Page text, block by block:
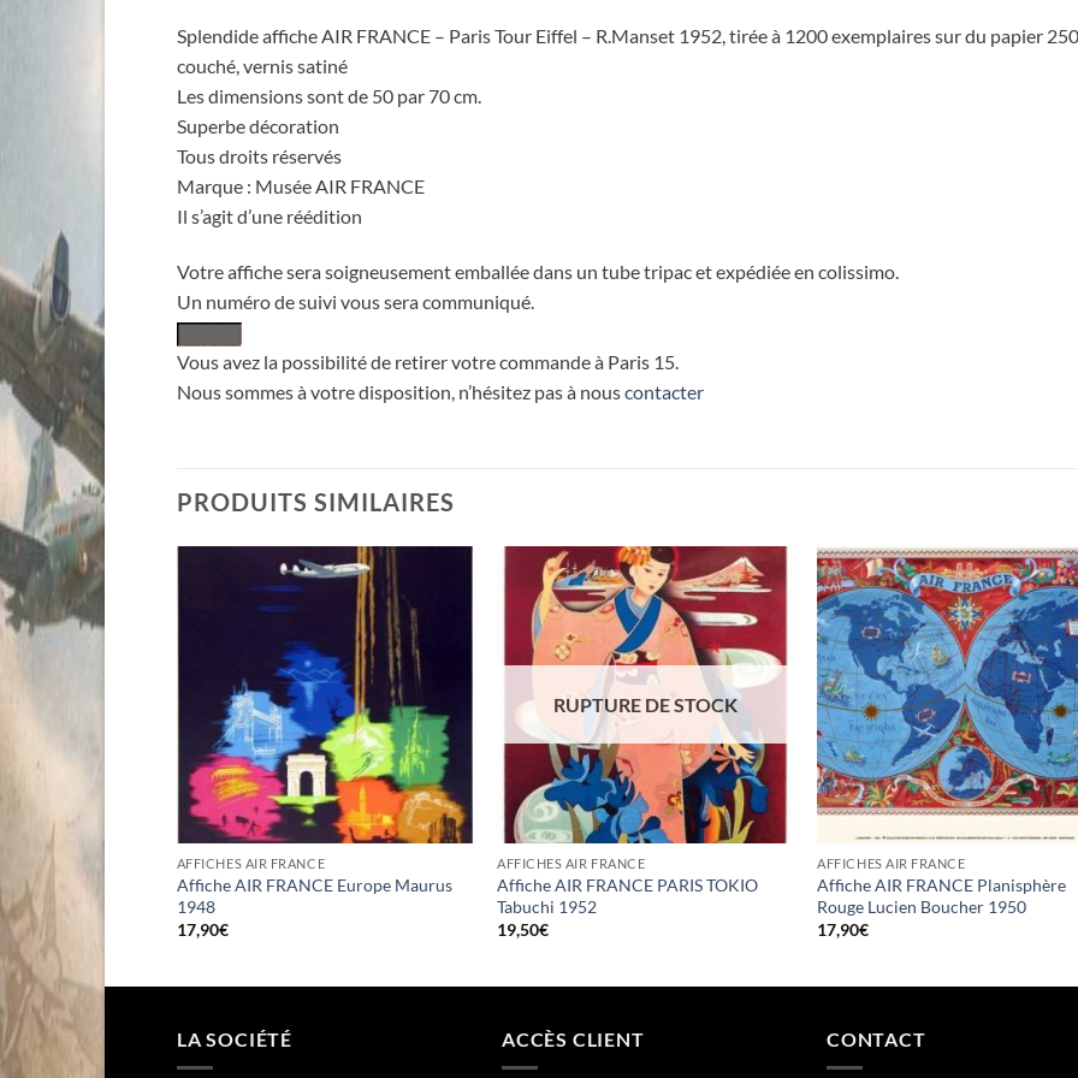
Splendide affiche AIR FRANCE – Paris Tour Eiffel – R.Manset 1952, tirée à 1200 exemplaires sur du papier
couché, vernis satiné
Les dimensions sont de 50 par 70 cm.
Superbe décoration
Tous droits réservés
Marque : Musée AIR FRANCE
Il s’agit d’une réédition
Votre affiche sera soigneusement emballée dans un tube tripac et expédiée en colissimo.
Un numéro de suivi vous sera communiqué.
Vous avez la possibilité de retirer votre commande à Paris 15.
Nous sommes à votre disposition, n’hésitez pas à nouscontacter
PRODUITS SIMILAIRES
AFFICHES AIR FRANCE
Affiche AIR FRANCE Europe Maurus
1948
17,90€
RUPTURE DE STOCK
AFFICHES AIR FRANCE
Affiche AIR FRANCE PARIS TOKIO
Tabuchi 1952
19,50€
AFFICHES AIR FRANCE
Affiche AIR FRANCE Planisphère
Rouge Lucien Boucher 1950
17,90€
Paris New York
LA SOCIÉTÉ ACCÈS CLIENT CONTACT